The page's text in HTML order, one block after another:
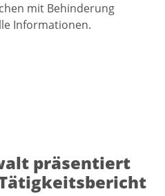
mit Behinderung
Informationen.
präsentiert